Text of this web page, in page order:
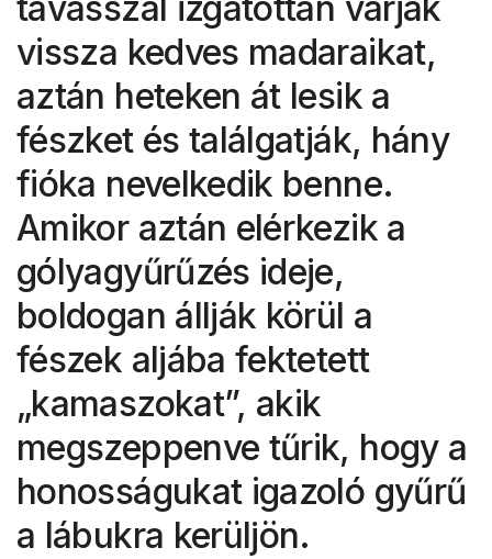
vissza kedves madaraikat,
aztán heteken át lesik a
fészket és találgatják, hány
fióka nevelkedik benne.
Amikor aztán elérkezik a
gólyagyűrűzés ideje,
boldogan állják körül a
fészek aljába fektetett
„kamaszokat”, akik
megszeppenve tűrik, hogy a
honosságukat igazoló gyűrű
a lábukra kerüljön.